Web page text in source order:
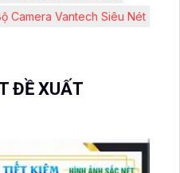
Camera Vantech Siêu Nét
ĐỀ XUẤT